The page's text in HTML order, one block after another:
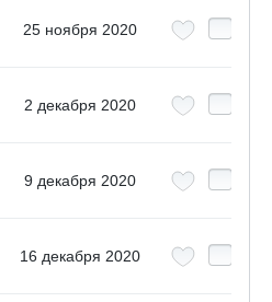
25 ноября 2020
2 декабря 2020
9 декабря 2020
16 декабря 2020